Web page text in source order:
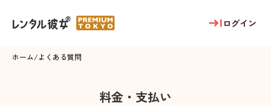
ログイン
ホーム/よくある質問
料金・支払い